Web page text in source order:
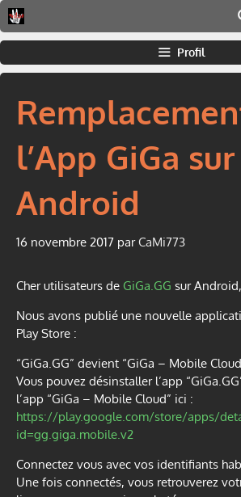
Aller
au
contenu
Profil
l’App GiGa sur
Android
16 novembre 2017 parCaMi773
Cher utilisateurs de GiGa.GG sur Android,
Nous avons publié une nouvelle
Play Store :
“GiGa.GG” devient “GiGa – Mobile
Vous pouvez désinstaller l’app
l’app “GiGa – Mobile Cloud” ici :
https://play.google.com/store/apps/
id=gg.giga.mobile.v2
Connectez vous avec vos identifiants
Une fois connectés, vous retrouverez